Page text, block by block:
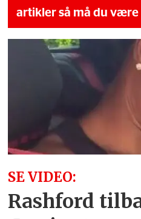
artikler så må du
SE VIDEO:
Rashford